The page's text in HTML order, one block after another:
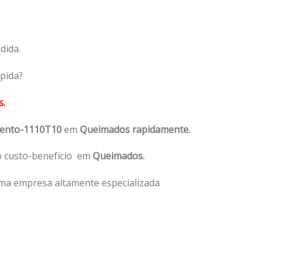
1110T10em Queimados rapidamente.
custo-benefício em Queimados.
empresa altamente especializada